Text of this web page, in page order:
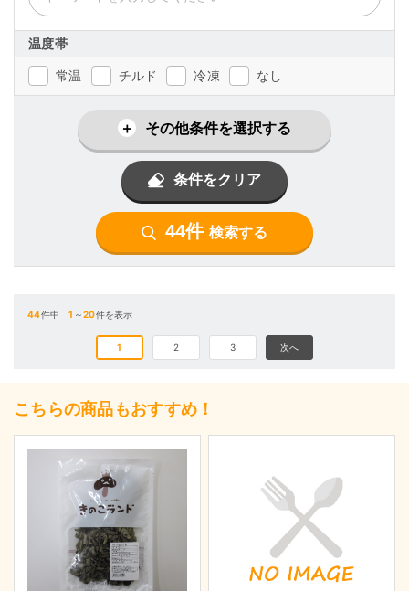
温度帯
常温 チルド 冷凍 なし
その他条件を選択する
条件をクリア
44件 検索する
44件中1 ～20件を表示
1 2 3 次へ
こちらの商品もおすすめ！